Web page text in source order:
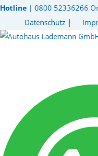
Hotline | 0800 52336266
Datenschutz |